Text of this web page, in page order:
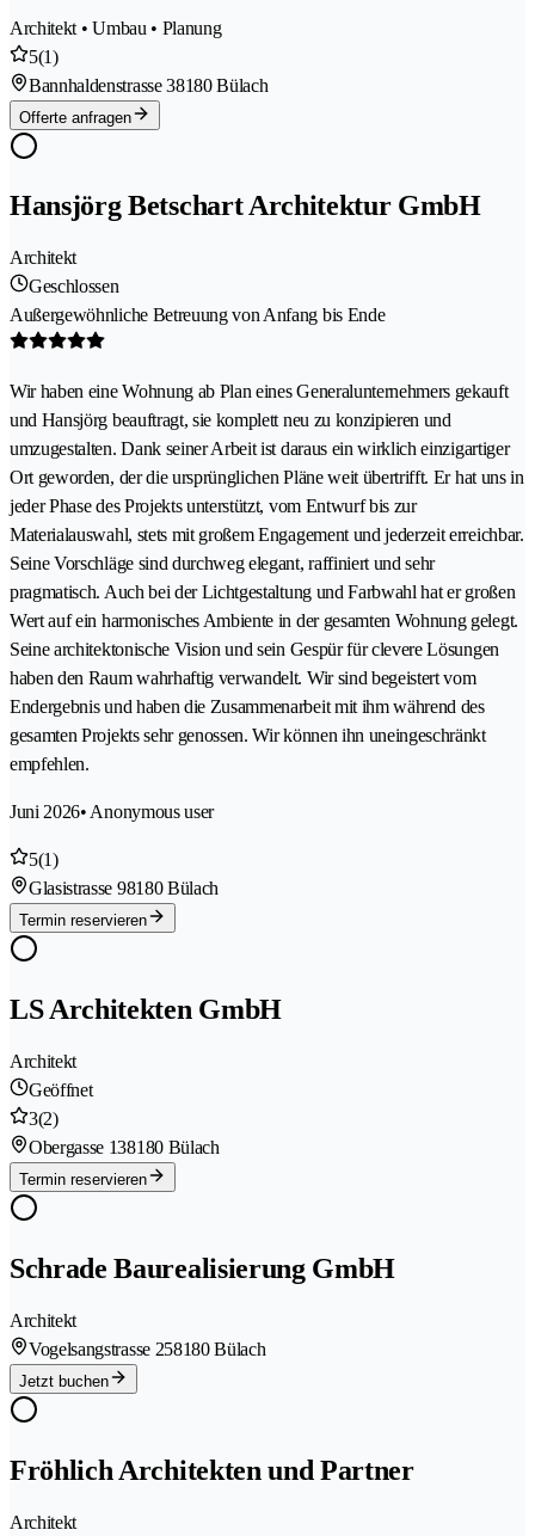
Architekt • Umbau • Planung
5(1)
Bannhaldenstrasse 38180 Bülach
Offerte anfragen
Hansjörg Betschart Architektur GmbH
Architekt
Geschlossen
Außergewöhnliche Betreuung von Anfang bis Ende
Wir haben eine Wohnung ab Plan eines Generalunternehmers gekauft
und Hansjörg beauftragt, sie komplett neu zu konzipieren und
umzugestalten. Dank seiner Arbeit ist daraus ein wirklich einzigartiger
Ort geworden, der die ursprünglichen Pläne weit übertrifft. Er hat uns in
jeder Phase des Projekts unterstützt, vom Entwurf bis zur
Materialauswahl, stets mit großem Engagement und jederzeit erreichbar.
Seine Vorschläge sind durchweg elegant, raffiniert und sehr
pragmatisch. Auch bei der Lichtgestaltung und Farbwahl hat er großen
Wert auf ein harmonisches Ambiente in der gesamten Wohnung gelegt.
Seine architektonische Vision und sein Gespür für clevere Lösungen
haben den Raum wahrhaftig verwandelt. Wir sind begeistert vom
Endergebnis und haben die Zusammenarbeit mit ihm während des
gesamten Projekts sehr genossen. Wir können ihn uneingeschränkt
empfehlen.
Juni 2026• Anonymous user
5(1)
Glasistrasse 98180 Bülach
Termin reservieren
LS Architekten GmbH
Architekt
Geöffnet
3(2)
Obergasse 138180 Bülach
Termin reservieren
Schrade Baurealisierung GmbH
Architekt
Vogelsangstrasse 258180 Bülach
Jetzt buchen
Fröhlich Architekten und Partner
Architekt